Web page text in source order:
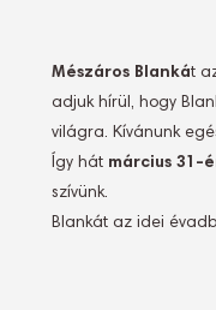
Mészáros Blankát
adjuk hírül, hogy
világra. Kívánunk
Így hát március 31-
szívünk.
Blankát az idei